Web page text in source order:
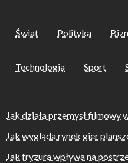
Świat Polityka
Technologia Sport
Jak działa przemysł filmowy
Jak wygląda rynek gier
Jak fryzura wpływa na